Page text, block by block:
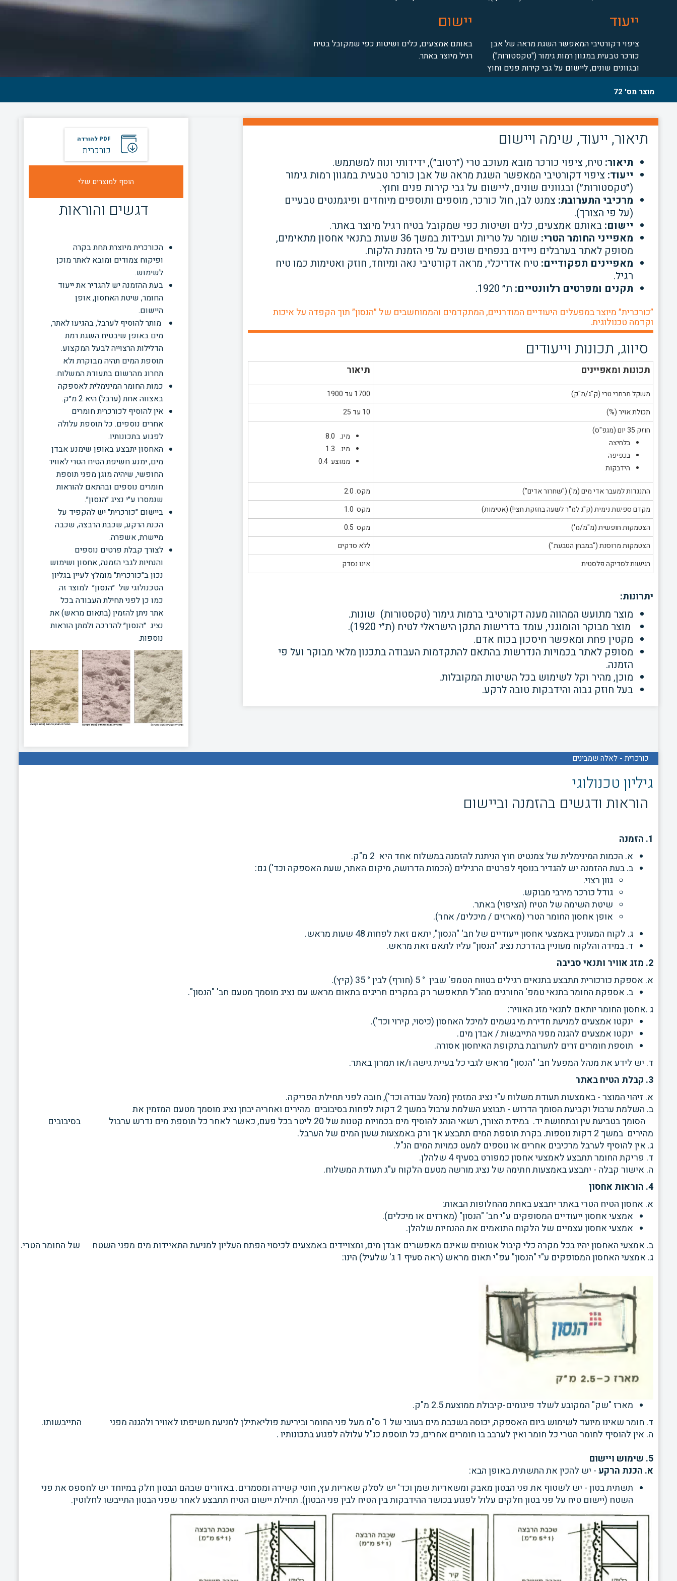
ייעוד יישום
ציפוי דקורטיבי המאפשר השגת מראה של אבן
כורכר טבעית במגוון רמות גימור ("טקסטורות")
ובגוונים שונים, ליישום על גבי קירות פנים וחוץ
באותם אמצעים, כלים ושיטות כפי שמקובל בטיח
רגיל מיוצר באתר.
מוצר מס' 72
תיאור, ייעוד, שימה ויישום
תיאור: טיח, ציפוי כורכר מובא מעוכב טרי (״רטוב״), ידידותי ונוח למשתמש.
ייעוד: ציפוי דקורטיבי המאפשר השגת מראה של אבן כורכר טבעית במגוון רמות גימור
(״טקסטורות״) ובגוונים שונים, ליישום על גבי קירות פנים וחוץ.
מרכיבי התערובת: צמנט לבן, חול כורכר, מוספים ותוספים מיוחדים ופיגמנטים טבעיים
(על פי הצורך).
יישום: באותם אמצעים, כלים ושיטות כפי שמקובל בטיח רגיל מיוצר באתר.
מאפייני החומר הטרי:
שומר על טריות ועבידות במשך 36 שעות בתנאי אחסון מתאימים,
מסופק לאתר בערבלים ניידים בנפחים שונים על פי הזמנת הלקוח.
מאפיינים תפקודיים: טיח אדריכלי, מראה דקורטיבי נאה ומיוחד, חוזק ואטימות כמו טיח
רגיל.
תקנים ומפרטים רלוונטיים: ת״ 1920.
״כורכרית״ מיוצר במפעלים היעודיים המודרניים, המתקדמים והממוחשבים של ״הנסון״ תוך הקפדה על איכות
וקדמה טכנולוגית.
סיווג, תכונות וייעודים
תכונות ומאפיינים תיאור
משקל מרחבי טרי (ק"ג/מ"ק)
1700 עד 1900
תכולת אויר (%)
10 עד 25
חוזק 35 יום (מגפ"ס)
בלחיצה
בכפיפה
הידבקות
מינ. 8.0
מינ. 1.3
ממוצע 0.4
התנגדות למעבר אדי מים (מ') ("שחרור אדים")
מקס. 2.0
מקדם ספיגות נימית (ק"ג למ"ר לשעה בחזקת חצי!) (אטימות)
מקס 1.0
הצטמקות חופשית (מ"מ/מ')
מקס 0.5
הצטמקות מרוסנת ("במבחן הטבעת")
ללא סדקים
רגישות לסדיקה פלסטית
אינו נסדק
יתרונות:
מוצר מתועש המהווה מענה דקורטיבי ברמות גימור (טקסטורות) שונות.
מוצר מבוקר והומוגני, עומד בדרישות התקן הישראלי לטיח (ת״י 1920).
מקטין פחת ומאפשר חיסכון בכוח אדם.
מסופק לאתר בכמויות הנדרשות בהתאם להתקדמות העבודה בתכנון מלאי מבוקר ועל פי
הזמנה.
מוכן, מהיר וקל לשימוש בכל השיטות המקובלות.
בעל חוזק גבוה והידבקות טובה לרקע.
PDF להורדה
כורכרית
דגשים והוראות
הכורכרית מיוצרת תחת בקרה
ופיקוח צמודים ומובא לאתר מוכן
לשימוש.
בעת ההזמנה יש להגדיר את ייעוד
החומר, שיטת האחסון, אופן
היישום.
מותר להוסיף לערבל, בהגיעו לאתר,
מים באופן שיבטיח השגת רמת
הדלילות הרצוייה לבעל המקצוע.
תוספת המים תהיה מבוקרת ולא
תחרוג מהרשום בתעודת המשלוח.
כמות החומר המינימלית לאספקה
באצווה אחת (ערבל) היא 2 מ״ק.
אין להוסיף לכורכרית חומרים
אחרים נוספים. כל תוספת עלולה
לפגוע בתכונותיו.
האחסון יתבצע באופן שימנע אבדן
מים, ימנע חשיפת הטיח הטרי לאוויר
החופשי, שיהיה מוגן מפני תוספת
חומרים נוספים ובהתאם להוראות
שנמסרו ע״י נציג ״הנסון״.
ביישום ״כורכרית״ יש להקפיד על
הכנת הרקע, שכבת הרבצה, שכבה
מיישרת, אשפרה.
לצורך קבלת פרטים נוספים
והנחיות לגבי הזמנה, אחסון ושימוש
נכון ב״כורכרית״ מומלץ לעיין בגליון
הטכנולוגי של ״הנסון״ למוצר זה.
כמו כן לפני תחילת העבודה בכל
אתר ניתן להזמין (בתאום מראש) את
נציג ״הנסון״ להדרכה ולמתן הוראות
נוספות.
כורכרית - לאלה שמבינים
גיליון טכנולוגי
הוראות ודגשים בהזמנה וביישום
1. הזמנה
א. הכמות המינימלית של צמנטיט חוץ הניתנת להזמנה במשלוח אחד היא 2 מ"ק.
ב. בעת ההזמנה יש להגדיר בנוסף לפרטים הרגילים (הכמות הדרושה, מיקום האתר, שעת האספקה וכד') גם:
גוון רצוי.
גודל כורכר מירבי מבוקש.
שיטת השימה של הטיח (הציפוי) באתר.
אופן אחסון החומר הטרי (מארזים / מיכלים/ אחר).
ג. לקוח המעוניין באמצעי אחסון ייעודיים של חב' "הנסון", יתאם זאת לפחות 48 שעות מראש.
ד. במידה והלקוח מעוניין בהדרכת נציג "הנסון" עליו לתאם זאת מראש.
2. מזג אוויר ותנאי סביבה
א. אספקת כורכורית תתבצע בתנאים רגילים בטווח הטמפ' שבין ° 5 (חורף) לבין ° 35 (קיץ).
ב. אספקת החומר בתנאי טמפ' החורגים מהנ"ל תתאפשר רק במקרים חריגים בתאום מראש עם נציג מוסמך מטעם חב' "הנסון".
ג .אחסון החומר יותאם לתנאי מזג האוויר:
ינקטו אמצעים למניעת חדירת מי גשמים למיכל האחסון (כיסוי, קירוי וכד').
ינקטו אמצעים להגנה מפני התייבשות / אבדן מים.
תוספת חומרים זרים לתערובת בתקופת האיחסון אסורה.
ד. יש לידע את מנהל המפעל חב' "הנסון" מראש לגבי כל בעיית גישה ו/או תמרון באתר.
3. קבלת הטיח באתר
א. זיהוי המוצר - באמצעות תעודת משלוח ע"י נציג המזמין (מנהל עבודה וכד'), חובה לפני תחילתהפריקה.
ב. השלמת ערבול וקביעת הסומך הדרוש - תבוצע השלמת ערבול במשך 2
דקות לפחות בסיבובים מהירים ואחריה יבחן נציג מוסמך מטעם המזמין את
הסומך בטביעת עין ובתחושת יד. במידת הצורך, רשאי הנהג להוסיף מים בכמויות קטנות של 20 ליטר בכל פעם, כאשר לאחר כל תוספת מים נדרש ערבול בסיבובים
מהירים במשך 2 דקות נוספות. בקרת תוספת המים תתבצע אך ורקבאמצעות שעון המים של הערבל.
ג. אין להוסיף לערבל מרכיבים אחרים או נוספים למעט כמויות המים הנ"ל.
ד. פריקת החומר תתבצע לאמצעי אחסון כמפורט בסעיף 4 שלהלן.
ה. אישור קבלה - יתבצע באמצעות חתימה של נציג מורשה מטעם הלקוח ע"ג תעודת המשלוח.
4. הוראות אחסון
א. אחסון הטיח הטרי באתר יתבצע באחת מהחלופות הבאות:
אמצעי אחסון ייעודיים המסופקים ע"י חב' "הנסון" (מארזים או מיכלים).
אמצעי אחסון עצמיים של הלקוח התואמים את ההנחיות שלהלן.
ב. אמצעי האחסון יהיו בכל מקרה כלי קיבול אטומים שאינם מאפשרים אבדן מים, ומצויידים באמצעים לכיסוי הפתח העליון למניעת התאיידות מים מפני השטח של החומר הטרי.
ג. אמצעי האחסון המסופקים ע"י "הנסון" עפ"י תאום מראש (ראה סעיף
) הינו:
מארז "שק" המקובע לשלד פיגומים-קיבולת ממוצעת 2.5 מ"ק.
ד. חומר שאינו מיועד לשימוש ביום האספקה, יכוסה בשכבת מים בעובי של 1
ס"מ מעל פני החומרוביריעת פוליאתילן למניעת חשיפתו לאוויר ולהגנה מפני התייבשותו.
ה. אין להוסיף לחומר הטרי כל חומר ואין לערבב בו חומרים אחרים, כל תוספת כנ"ל עלולה לפגוע בתכונותיו .
5. שימוש ויישום
א. הכנת הרקע- יש להכין את התשתית באופן הבא:
תשתית בטון - יש לשטוף את פני הבטון מאבק ומשאריותשמן וכד' יש לסלק שאריות עץ, חוטי קשירה ומסמרים. באזורים שבהם הבטון חלק במיוחד יש לחספס את פני
השטח (יישום טיח על פני בטון חלקים עלול לפגוע בכושר ההידבקות ביןהטיח לבין פני הבטון). תחילת יישום הטיח תתבצע לאחר שפניהבטון התייבשו לחלוטין.